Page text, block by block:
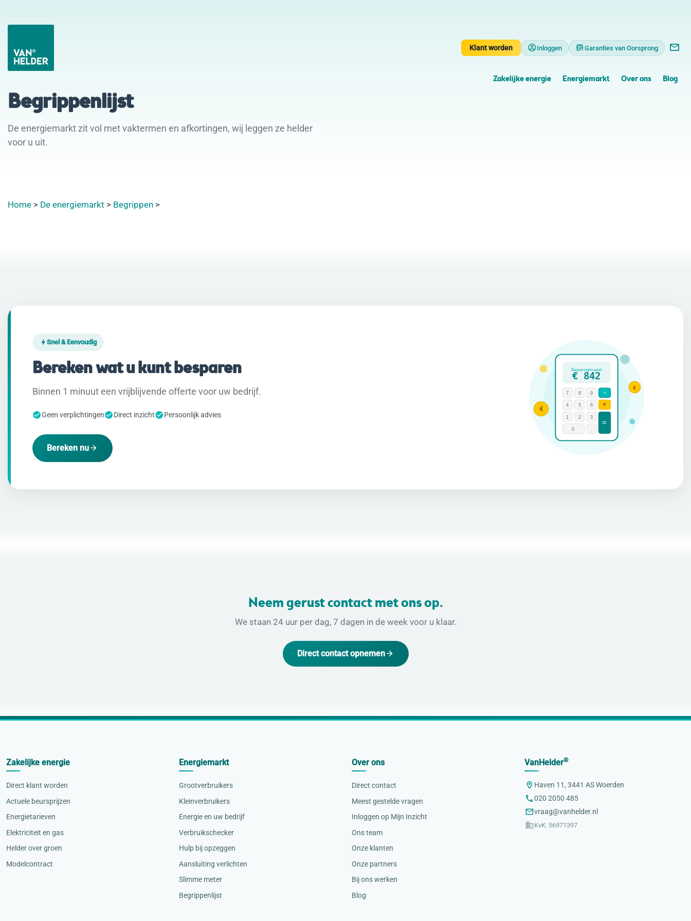
Klant worden Inloggen Garanties van Oorsprong
Zakelijke energie Energiemarkt Over ons Blog
Begrippenlijst
De energiemarkt zit vol met vaktermen en afkortingen, wij leggen ze helder
voor u uit.
Home > De energiemarkt > Begrippen >
Snel & Eenvoudig
Bereken wat u kunt besparen
Binnen 1 minuut een vrijblijvende offerte voor uw bedrijf.
Geen verplichtingen Direct inzicht Persoonlijk advies
Bereken nu
Besparing/maand
€ 842
7 8 9
4 5 6
1 2 3
0 .
÷
×
=
€
€
Neem gerust contact met ons op.
We staan 24 uur per dag, 7 dagen in de week voor u klaar.
Direct contact opnemen
Zakelijke energie
Direct klant worden
Actuele beursprijzen
Energietarieven
Elektriciteit en gas
Helder over groen
Modelcontract
Energiemarkt
Grootverbruikers
Kleinverbruikers
Energie en uw bedrijf
Verbruikschecker
Hulp bij opzeggen
Aansluiting verlichten
Slimme meter
Begrippenlijst
Over ons
Direct contact
Meest gestelde vragen
Inloggen op Mijn Inzicht
Ons team
Onze klanten
Onze partners
Bij ons werken
Blog
VanHelder®
Haven 11, 3441 AS Woerden
020 2050 485
vraag@vanhelder.nl
KvK: 56971397